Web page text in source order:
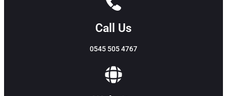
Call Us
0545 505 4767